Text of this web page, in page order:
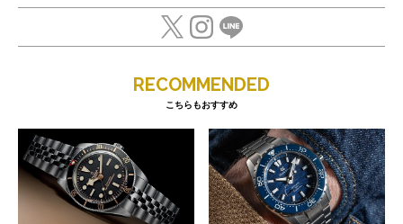
RECOMMENDED
こちらもおすすめ